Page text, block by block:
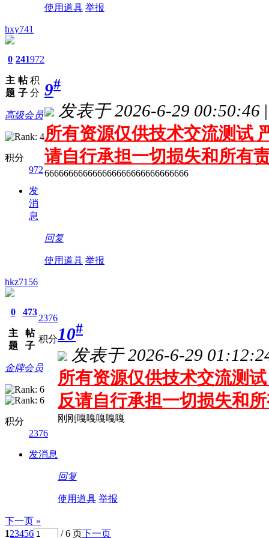
使用道具 举报
hxy741
0
主
题
241
帖
子
972
积
分
高级会员
积分
972
发
消
息
9#
发表于 2026-6-29 00:50:46 |
所有资源仅供技术交流测试
请自行承担一切损失和所有
666666666666666666666666666666
回复
使用道具 举报
hkz7156
0
主
题
473
帖
子
2376
积分
金牌会员
积分
2376
发消息
10#
发表于 2026-6-29
所有资源仅供技术交流测
反请自行承担一切损失和
刚刚嘎嘎嘎嘎嘎
回复
使用道具 举报
下一页 »
123456 / 6 页下一页